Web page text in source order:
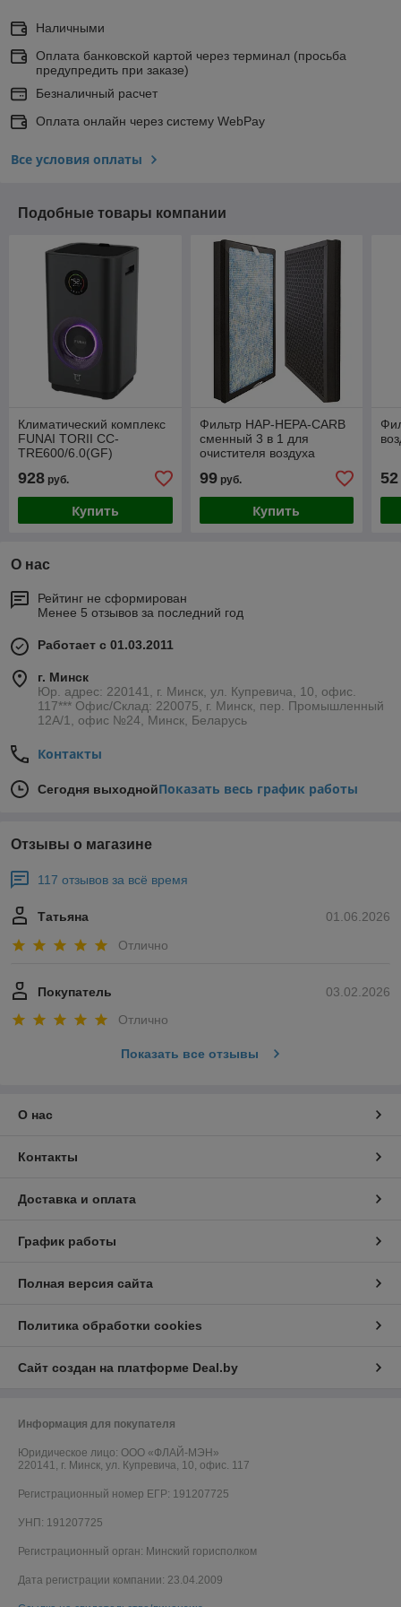
Наличными
Оплата банковской картой через терминал (просьба
предупредить при заказе)
Безналичный расчет
Оплата онлайн через систему WebPay
Все условия оплаты
Подобные товары компании
Климатический комплекс
FUNAI TORII CC-
TRE600/6.0(GF)
928 руб.
Купить
Фильтр HAP-HEPA-CARB
сменный 3 в 1 для
очистителя воздуха
FUNAI ZEN HAP-Z200SE
99руб.
Купить
52
О нас
Рейтинг не сформирован
Менее 5 отзывов за последний год
Работает с 01.03.2011
г. Минск
Юр. адрес: 220141, г. Минск, ул. Купревича, 10, офис.
117*** Офис/Склад: 220075, г. Минск, пер. Промышленный
12А/1, офис №24, Минск, Беларусь
Контакты
Сегодня выходнойПоказать весь график работы
Отзывы о магазине
117 отзывов за всё время
01.06.2026
Татьяна
Отлично
03.02.2026
Покупатель
Отлично
Показать все отзывы
О нас
Контакты
Доставка и оплата
График работы
Полная версия сайта
Политика обработки cookies
Сайт создан на платформе Deal.by
Информация для покупателя
Юридическое лицо: ООО «ФЛАЙ-МЭН»
220141, г. Минск, ул. Купревича, 10, офис. 117
Регистрационный номер ЕГР: 191207725
УНП: 191207725
Регистрационный орган: Минский горисполком
Дата регистрации компании: 23.04.2009